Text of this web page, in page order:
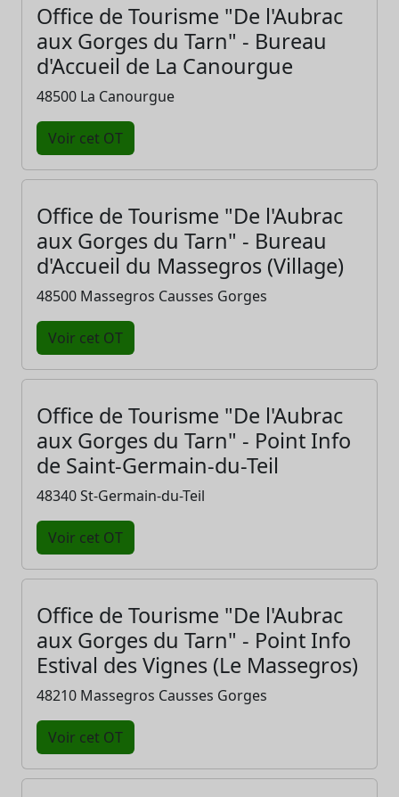
Office de Tourisme "De l'Aubrac
aux Gorges du Tarn" - Bureau
d'Accueil de La Canourgue
48500 La Canourgue
Voir cet OT
Office de Tourisme "De l'Aubrac
aux Gorges du Tarn" - Bureau
d'Accueil du Massegros (Village)
48500 Massegros Causses Gorges
Voir cet OT
Office de Tourisme "De l'Aubrac
aux Gorges du Tarn" - Point Info
de Saint-Germain-du-Teil
48340 St-Germain-du-Teil
Voir cet OT
Office de Tourisme "De l'Aubrac
aux Gorges du Tarn" - Point Info
Estival des Vignes (Le Massegros)
48210 Massegros Causses Gorges
Voir cet OT